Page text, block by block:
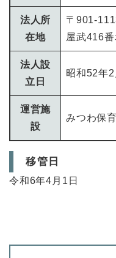
法人所
在地
〒901-
屋武416
法人設
立日
昭和52年2
運営施
設
みつわ保
移管日
令和6年4月1日